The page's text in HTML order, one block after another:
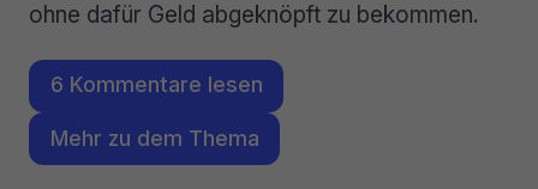
ohne dafür Geld abgeknöpft zu bekommen.
6 Kommentare lesen
Mehr zu dem Thema